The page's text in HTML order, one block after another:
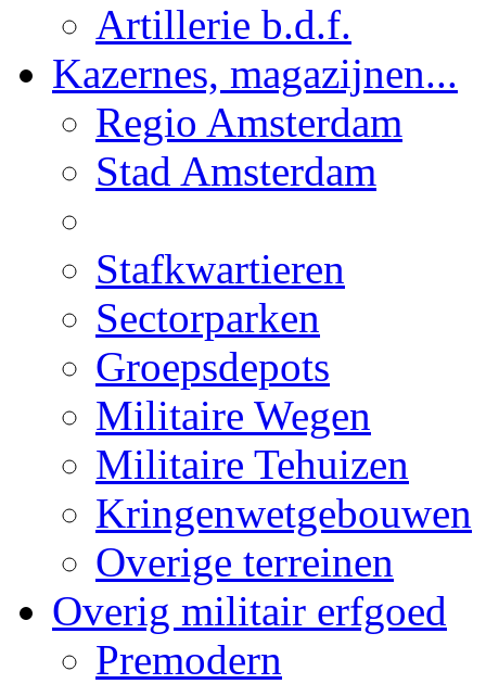
Artillerie b.d.f.
Kazernes, magazijnen...
Regio Amsterdam
Stad Amsterdam
Stafkwartieren
Sectorparken
Groepsdepots
Militaire Wegen
Militaire Tehuizen
Kringenwetgebouwen
Overige terreinen
Overig militair erfgoed
Premodern